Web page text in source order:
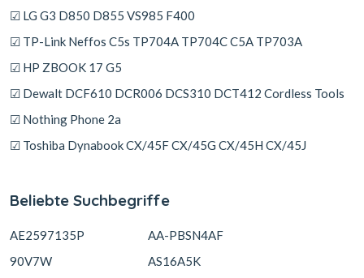
☑ LG G3 D850 D855 VS985 F400
☑ TP-Link Neffos C5s TP704A TP704C C5A TP703A
☑ HP ZBOOK 17 G5
☑ Dewalt DCF610 DCR006 DCS310 DCT412 Cordless Tools
☑ Nothing Phone 2a
☑ Toshiba Dynabook CX/45F CX/45G CX/45H CX/45J
Beliebte Suchbegriffe
AE2597135P
90V7W
AA-PBSN4AF
AS16A5K